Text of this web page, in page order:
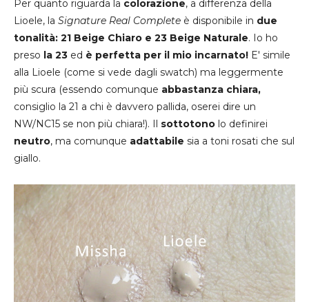
Per quanto riguarda la colorazione, a differenza della
Lioele, la Signature Real Complete è disponibile in due
tonalità: 21 Beige Chiaro e 23 Beige Naturale. Io ho
preso la 23 ed è perfetta per il mio incarnato! E' simile
alla Lioele (come si vede dagli swatch) ma leggermente
più scura (essendo comunque abbastanza chiara,
consiglio la 21 a chi è davvero pallida, oserei dire un
NW/NC15 se non più chiara!). Il sottotono lo definirei
neutro, ma comunque adattabile sia a toni rosati che sul
giallo.